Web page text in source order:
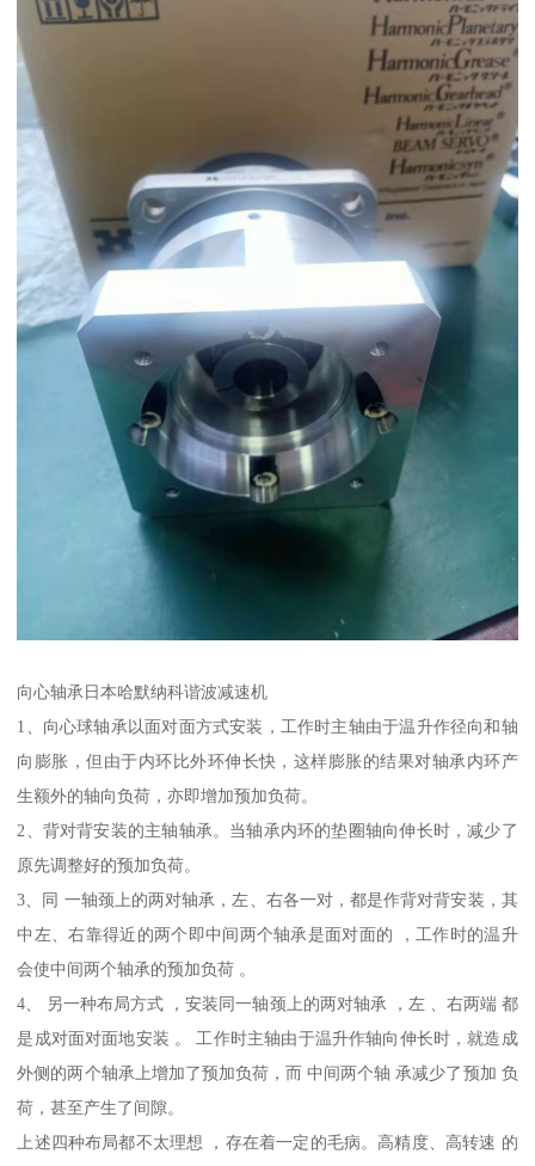
向心轴承日本哈默纳科谐波减速机
1、向心球轴承以面对面方式安装，工作时主轴由于温升作径向和轴
向膨胀，但由于内环比外环伸长快，这样膨胀的结果对轴承内环产
生额外的轴向负荷，亦即增加预加负荷。
2、背对背安装的主轴轴承。当轴承内环的垫圈轴向伸长时，减少了
原先调整好的预加负荷。
3、同 一轴颈上的两对轴承，左、右各一对，都是作背对背安装，其
中左、右靠得近的两个即中间两个轴承是面对面的 ，工作时的温升
会使中间两个轴承的预加负荷 。
4、 另一种布局方式 ，安装同一轴颈上的两对轴承 ，左 、右两端 都
是成对面对面地安装 。 工作时主轴由于温升作轴向伸长时，就造成
外侧的两个轴承上增加了预加负荷，而 中间两个轴 承减少了预加 负
荷，甚至产生了间隙。
上述四种布局都不太理想 ，存在着一定的毛病。高精度、高转速 的